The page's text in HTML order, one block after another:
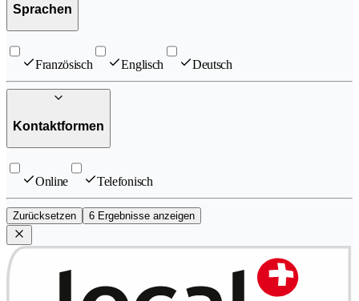
Sprachen
Französisch Englisch Deutsch
Kontaktformen
Online Telefonisch
Zurücksetzen 6 Ergebnisse anzeigen